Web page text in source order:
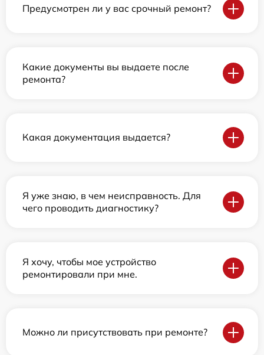
Предусмотрен ли у вас срочный ремонт?
Какие документы вы выдаете после
ремонта?
Какая документация выдается?
Я уже знаю, в чем неисправность. Для
чего проводить диагностику?
Я хочу, чтобы мое устройство
ремонтировали при мне.
Можно ли присутствовать при ремонте?